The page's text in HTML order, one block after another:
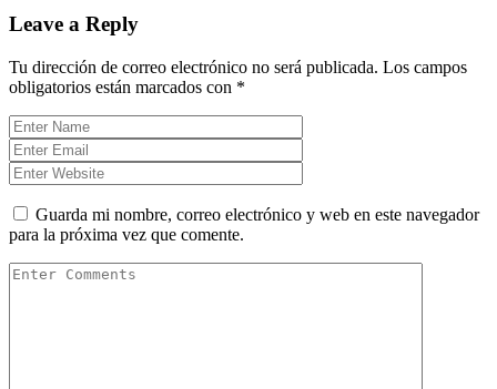
Leave a Reply
Tu dirección de correo electrónico no será publicada. Los campos
obligatorios están marcados con *
Guarda mi nombre, correo electrónico y web en este navegador
para la próxima vez que comente.